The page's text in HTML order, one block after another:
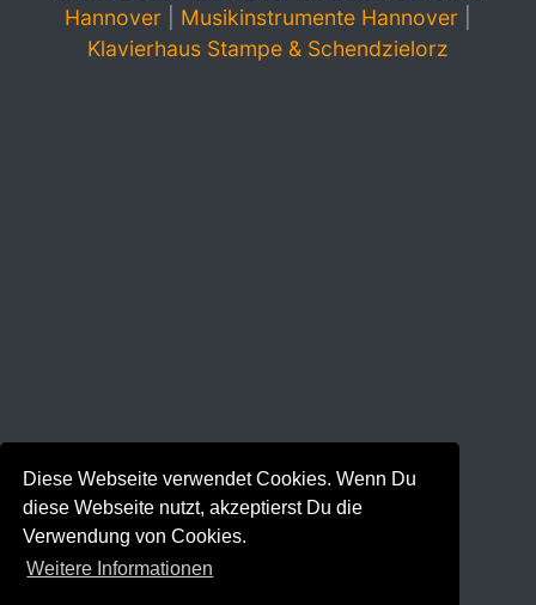
Diese Webseite verwendet Cookies. Wenn Du
diese Webseite nutzt, akzeptierst Du die
Verwendung von Cookies.
Weitere Informationen
Hannover
Musikinstrumente Hannover
Klavierhaus Stampe & Schendzielorz